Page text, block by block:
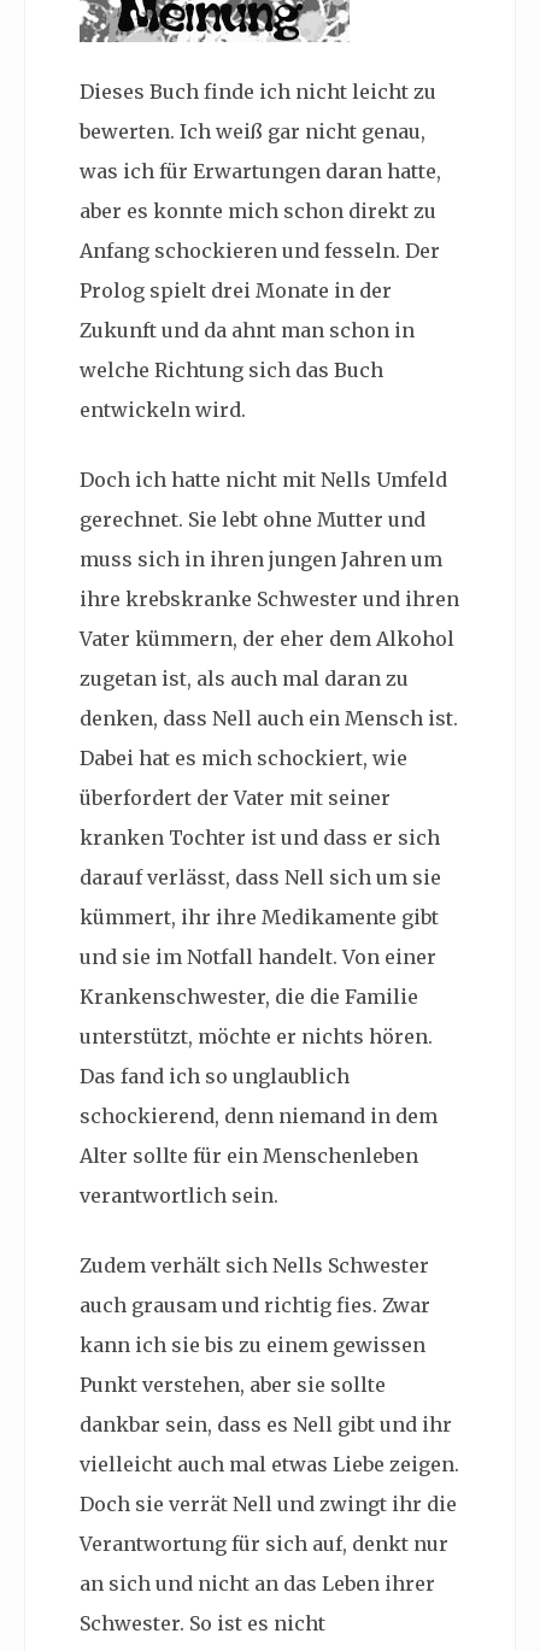
Dieses Buch finde ich nicht leicht zu
bewerten. Ich weiß gar nicht genau,
was ich für Erwartungen daran hatte,
aber es konnte mich schon direkt zu
Anfang schockieren und fesseln. Der
Prolog spielt drei Monate in der
Zukunft und da ahnt man schon in
welche Richtung sich das Buch
entwickeln wird.
Doch ich hatte nicht mit Nells Umfeld
gerechnet. Sie lebt ohne Mutter und
muss sich in ihren jungen Jahren um
ihre krebskranke Schwester und ihren
Vater kümmern, der eher dem Alkohol
zugetan ist, als auch mal daran zu
denken, dass Nell auch ein Mensch ist.
Dabei hat es mich schockiert, wie
überfordert der Vater mit seiner
kranken Tochter ist und dass er sich
darauf verlässt, dass Nell sich um sie
kümmert, ihr ihre Medikamente gibt
und sie im Notfall handelt. Von einer
Krankenschwester, die die Familie
unterstützt, möchte er nichts hören.
Das fand ich so unglaublich
schockierend, denn niemand in dem
Alter sollte für ein Menschenleben
verantwortlich sein.
Zudem verhält sich Nells Schwester
auch grausam und richtig fies. Zwar
kann ich sie bis zu einem gewissen
Punkt verstehen, aber sie sollte
dankbar sein, dass es Nell gibt und ihr
vielleicht auch mal etwas Liebe zeigen.
Doch sie verrät Nell und zwingt ihr die
Verantwortung für sich auf, denkt nur
an sich und nicht an das Leben ihrer
Schwester. So ist es nicht